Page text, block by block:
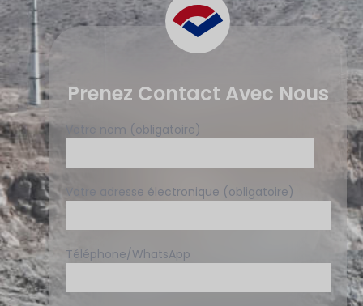
Prenez Contact Avec Nous
Votre nom (obligatoire)
Votre adresse électronique (obligatoire)
Téléphone/WhatsApp